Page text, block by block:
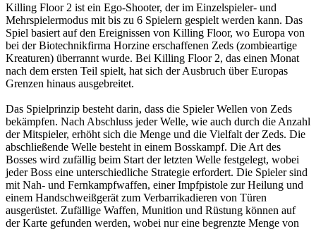
Killing Floor 2 ist ein Ego-Shooter, der im Einzelspieler- und
Mehrspielermodus mit bis zu 6 Spielern gespielt werden kann. Das
Spiel basiert auf den Ereignissen von Killing Floor, wo Europa von
bei der Biotechnikfirma Horzine erschaffenen Zeds (zombieartige
Kreaturen) überrannt wurde. Bei Killing Floor 2, das einen Monat
nach dem ersten Teil spielt, hat sich der Ausbruch über Europas
Grenzen hinaus ausgebreitet.
Das Spielprinzip besteht darin, dass die Spieler Wellen von Zeds
bekämpfen. Nach Abschluss jeder Welle, wie auch durch die Anzahl
der Mitspieler, erhöht sich die Menge und die Vielfalt der Zeds. Die
abschließende Welle besteht in einem Bosskampf. Die Art des
Bosses wird zufällig beim Start der letzten Welle festgelegt, wobei
jeder Boss eine unterschiedliche Strategie erfordert. Die Spieler sind
mit Nah- und Fernkampfwaffen, einer Impfpistole zur Heilung und
einem Handschweißgerät zum Verbarrikadieren von Türen
ausgerüstet. Zufällige Waffen, Munition und Rüstung können auf
der Karte gefunden werden, wobei nur eine begrenzte Menge von